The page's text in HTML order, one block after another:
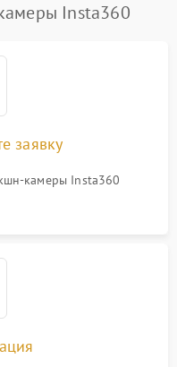
Insta360
заявку
камеры Insta360